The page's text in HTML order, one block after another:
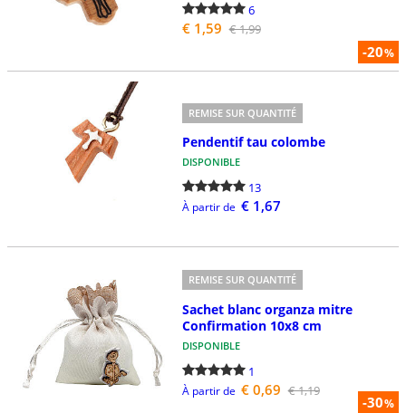
-20%
6
€ 1,59 € 1,99
REMISE SUR QUANTITÉ
Pendentif tau colombe
DISPONIBLE
13
À partir de € 1,67
-30%
REMISE SUR QUANTITÉ
Sachet blanc organza mitre
Confirmation 10x8 cm
DISPONIBLE
1
À partir de € 0,69 € 1,19